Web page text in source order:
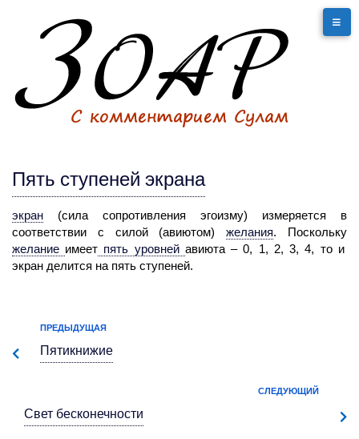
Пять ступеней экрана
экран (сила сопротивления эгоизму) измеряется в
соответствии с силой (авиютом)
желания. Поскольку
желание имеет пять уровней авиюта – 0, 1, 2, 3, 4, то и
экран делится на пять ступеней.
ПРЕДЫДУЩАЯ
Пятикнижие
СЛЕДУЮЩИЙ
Светбесконечности